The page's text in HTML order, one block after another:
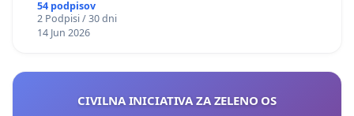
54 podpisov
2 Podpisi / 30 dni
14 Jun 2026
CIVILNA INICIATIVA ZA ZELENO OS